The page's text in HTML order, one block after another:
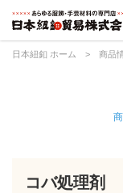
日本紐釦 ホーム > 商品
コバ処理剤